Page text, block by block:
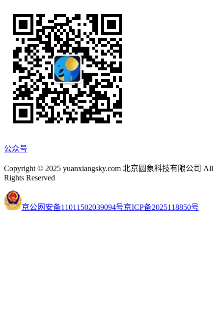
公众号
Copyright © 2025 yuanxiangsky.com 北京圆象科技有限公司 All
Rights Reserved
京公网安备11011502039094号京ICP备2025118850号